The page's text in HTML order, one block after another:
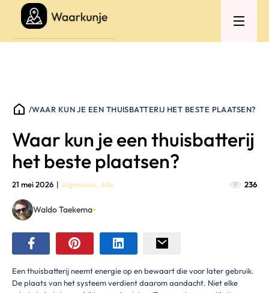
/WAAR KUN JE EEN THUISBATTERIJ HET BESTE PLAATSEN?
Waar kun je een thuisbatterij
het beste plaatsen?
21 mei 2026 | Algemeen, Alle 236
Waldo Taekema•
Een thuisbatterij neemt energie op en bewaart die voor later gebruik.
De plaats van het systeem verdient daarom aandacht. Niet elke